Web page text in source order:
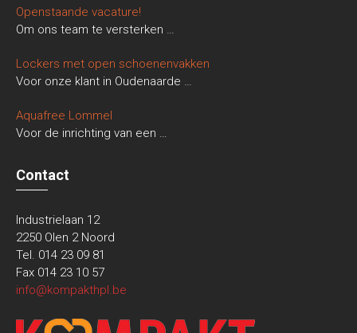
Openstaande vacature!
Om ons team te versterken …
Lockers met open schoenenvakken
Voor onze klant in Oudenaarde …
Aquafree Lommel
Voor de inrichting van een …
Contact
Industrielaan 12
2250 Olen 2 Noord
Tel. 014 23 09 81
Fax 014 23 10 57
info@kompakthpl.be